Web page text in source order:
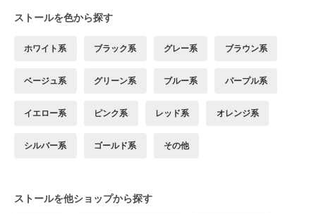
ストールを色から探す
ホワイト系 ブラック系 グレー系 ブラウン系
ベージュ系 グリーン系 ブルー系 パープル系
イエロー系 ピンク系 レッド系 オレンジ系
シルバー系 ゴールド系 その他
ストールを他ショップから探す